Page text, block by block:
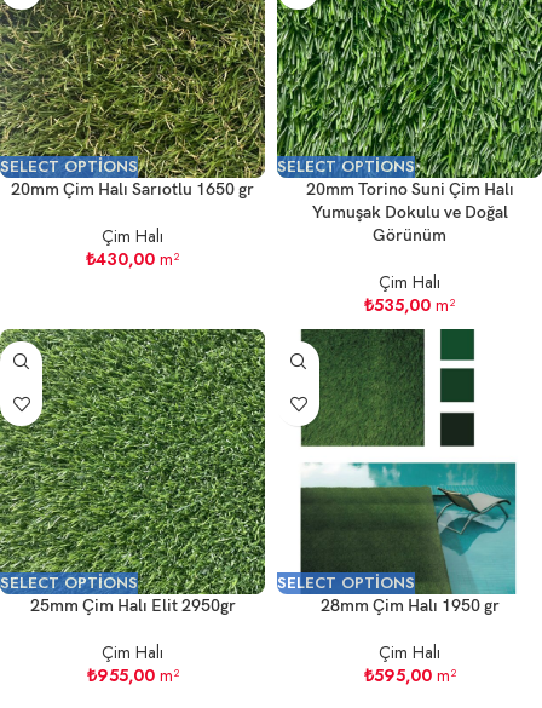
SELECT OPTIONS
20mm Çim Halı Sarıotlu 1650 gr
Çim Halı
₺430,00 m²
SELECT OPTIONS
20mm Torino Suni Çim Halı
Yumuşak Dokulu ve Doğal
Görünüm
Çim Halı
₺535,00 m²
SELECT OPTIONS
25mm Çim Halı Elit 2950gr
Çim Halı
₺955,00m²
SELECT OPTIONS
28mm Çim Halı 1950 gr
Çim Halı
₺595,00m²